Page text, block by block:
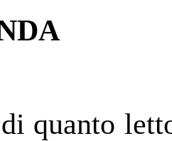
quanto